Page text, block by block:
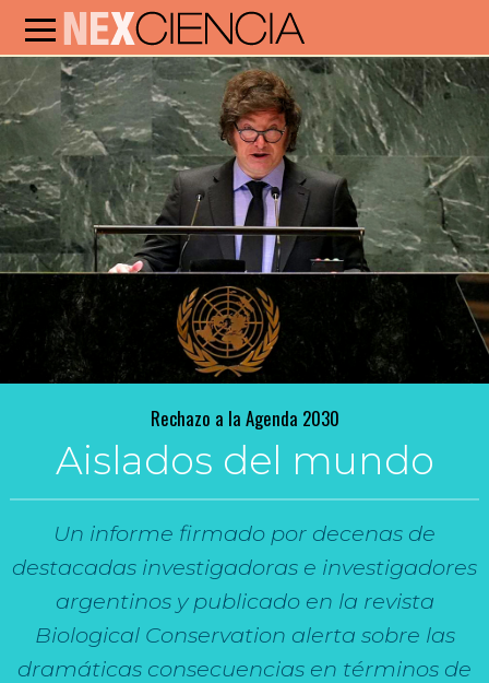
Rechazo a la Agenda 2030
Aislados del mundo
Un informe firmado por decenas de
destacadas investigadoras e investigadores
argentinos y publicado en la revista
Biological Conservation alerta sobre las
dramáticas consecuencias en términos de